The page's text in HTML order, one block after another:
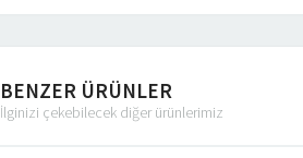
BENZER ÜRÜNLER
İlginizi çekebilecek diğer ürünlerimiz